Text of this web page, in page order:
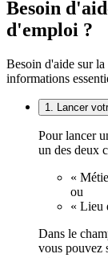
Besoin
d'emploi ?
Besoin d'aide sur
informations
1. Lancer
Pour lancer
un des deux
«
ou
« Lieu
Dans le
vous pouvez